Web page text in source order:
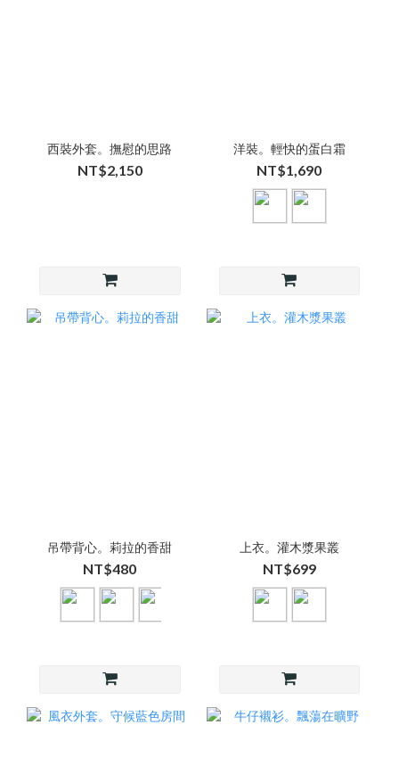
西裝外套。撫慰的思路
NT$2,150
洋裝。輕快的蛋白霜
NT$1,690
吊帶背心。莉拉的香甜
NT$480
上衣。灌木漿果叢
NT$699